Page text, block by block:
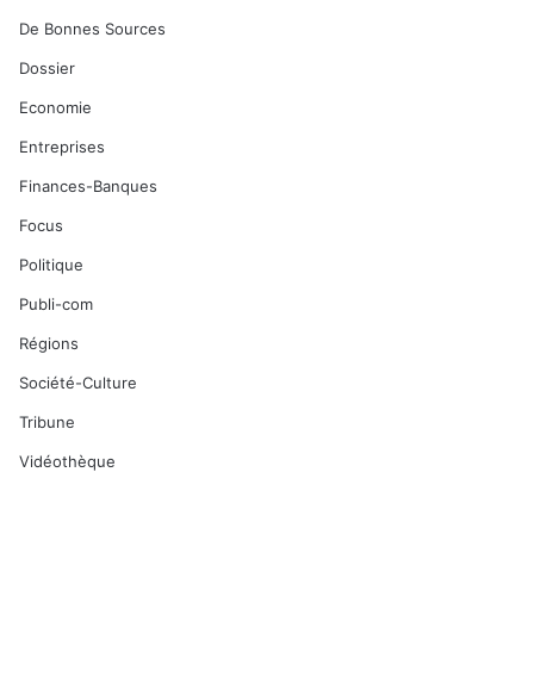
De Bonnes Sources
Dossier
Economie
Entreprises
Finances-Banques
Focus
Politique
Publi-com
Régions
Société-Culture
Tribune
Vidéothèque